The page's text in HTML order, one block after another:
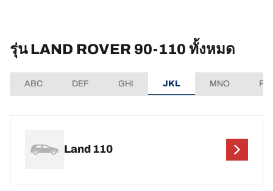
รุ่น LAND ROVER 90-110 ทั้งหมด
ABC DEF GHI JKL MNO
Land 110